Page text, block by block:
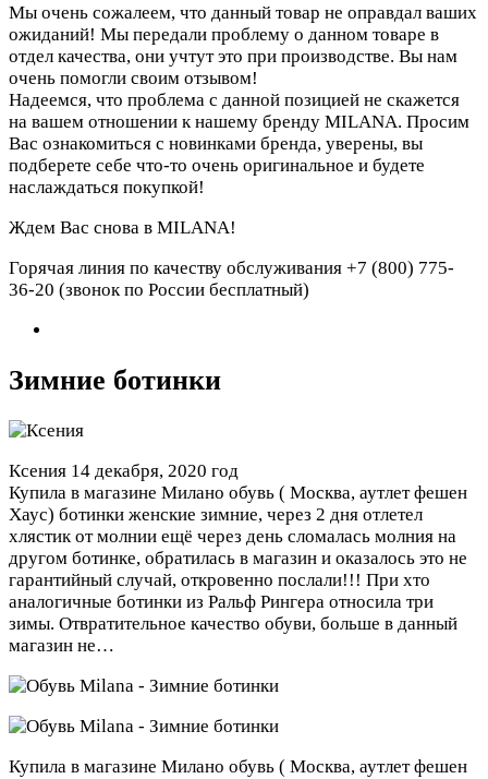
Мы очень сожалеем, что данный товар не оправдал ваших
ожиданий! Мы передали проблему о данном товаре в
отдел качества, они учтут это при производстве. Вы нам
очень помогли своим отзывом!
Надеемся, что проблема с данной позицией не скажется
на вашем отношении к нашему бренду MILANA. Просим
Вас ознакомиться с новинками бренда, уверены, вы
подберете себе что-то очень оригинальное и будете
наслаждаться покупкой!
Ждем Вас снова в MILANA!
Горячая линия по качеству обслуживания +7 (800) 775-
36-20 (звонок по России бесплатный)
Зимние ботинки
Ксения 14 декабря, 2020 год
Купила в магазине Милано обувь ( Москва, аутлет фешен
Хаус) ботинки женские зимние, через 2 дня отлетел
хлястик от молнии ещё через день сломалась молния на
другом ботинке, обратилась в магазин и оказалось это не
гарантийный случай, откровенно послали!!! При хто
аналогичные ботинки из Ральф Рингера относила три
зимы. Отвратительное качество обуви, больше в данный
магазин не…
Купила в магазине Милано обувь ( Москва, аутлет фешен